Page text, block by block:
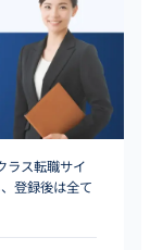
ラス転職サイ
登録後は全て